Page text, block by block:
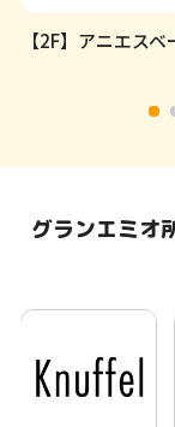
【2F】アニエスベ
グランエミオ